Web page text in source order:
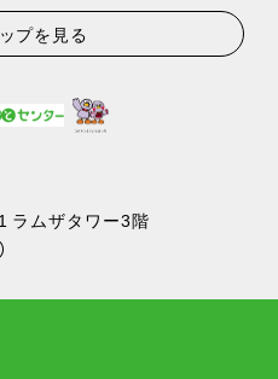
プを見る
ラムザタワー3階